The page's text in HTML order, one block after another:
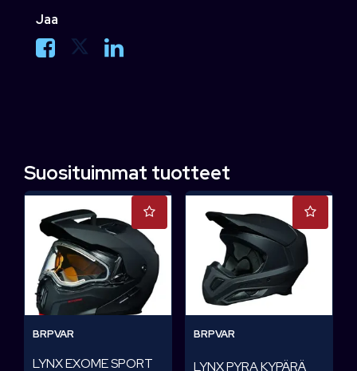
Jaa
Suosituimmat tuotteet
BRPVAR
LYNX EXOME SPORT
BRPVAR
LYNX PYRA KYPÄRÄ